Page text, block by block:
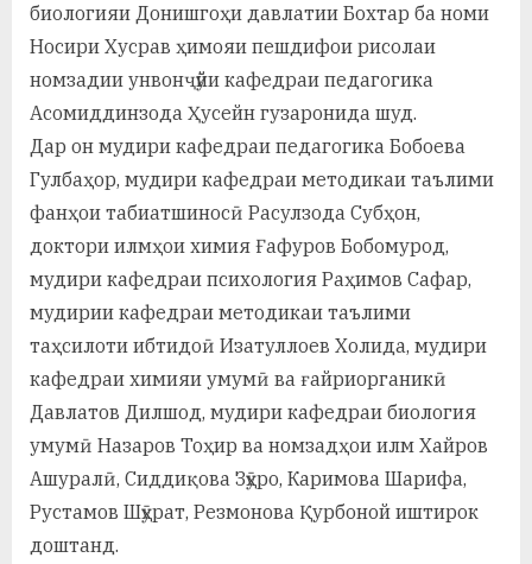
о
и
р
и
Х
у
с
р
биологияи Донишгоҳи давлатии Бохтар ба номи
Носири Хусрав ҳимояи пешдифои рисолаи
номзадии унвонҷӯйи кафедраи педагогика
Асомиддинзода Ҳусейн гузаронида шуд.
Дар он мудири кафедраи педагогика Бобоева
Гулбаҳор, мудири кафедраи методикаи таълими
фанҳои табиатшиносӣ Расулзода Субҳон,
доктори илмҳои химия Ғафуров Бобомурод,
мудири кафедраи психология Раҳимов Сафар,
мудирии кафедраи методикаи таълими
таҳсилоти ибтидоӣ Изатуллоев Холида, мудири
кафедраи химияи умумӣ ва ғайриорганикӣ
Давлатов Дилшод, мудири кафедраи биология
умумӣ Назаров Тоҳир ва номзадҳои илм Хайров
Ашуралӣ, Сиддиқова Зӯҳро, Каримова Шарифа,
Рустамов Шӯҳрат, Резмонова Қурбоной иштирок
доштанд.